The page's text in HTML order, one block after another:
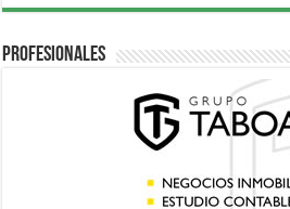
Profesionales